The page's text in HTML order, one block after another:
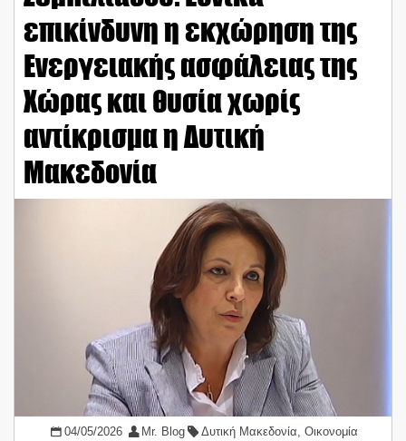
επικίνδυνη η εκχώρηση της
Ενεργειακής ασφάλειας της
Χώρας και θυσία χωρίς
αντίκρισμα η Δυτική
Μακεδονία
04/05/2026 Mr. Blog Δυτική Μακεδονία,Οικονομία